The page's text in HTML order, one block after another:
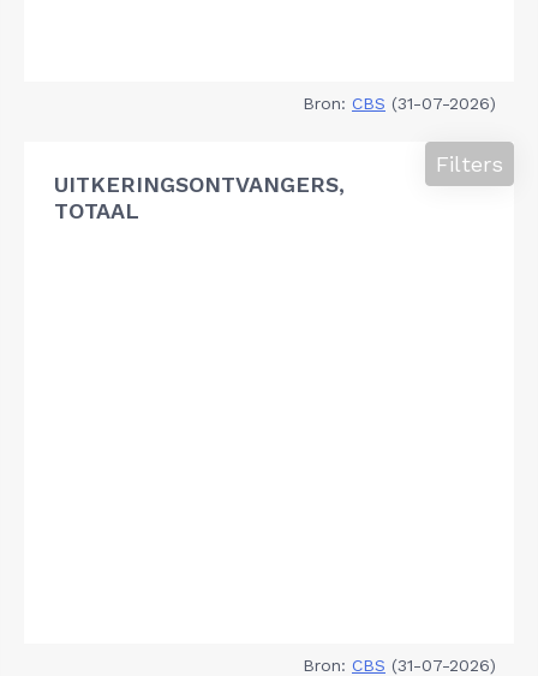
Bron: CBS (31-07-2026)
UITKERINGSONTVANGERS,
TOTAAL
Filters
Bron: CBS (31-07-2026)